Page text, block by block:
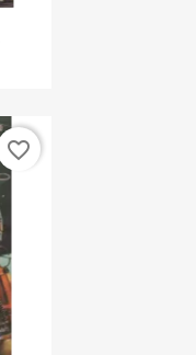
favorite_border